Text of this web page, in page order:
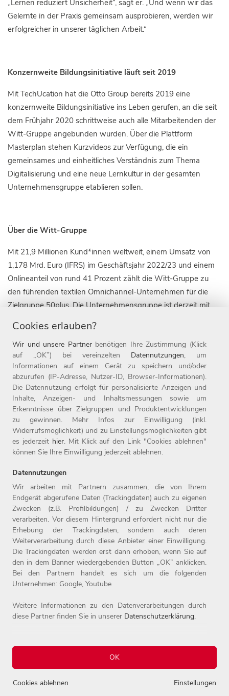
„Lernen reduziert Unsicherheit“, sagt er. „Und wenn wir das
Gelernte in der Praxis gemeinsam ausprobieren, werden wir
erfolgreicher in unserer täglichen Arbeit.“
Konzernweite Bildungsinitiative läuft seit 2019
Mit TechUcation hat die Otto Group bereits 2019 eine
konzernweite Bildungsinitiative ins Leben gerufen, an die seit
dem Frühjahr 2020 schrittweise auch alle Mitarbeitenden der
Witt-Gruppe angebunden wurden. Über die Plattform
Masterplan stehen Kurzvideos zur Verfügung, die ein
gemeinsames und einheitliches Verständnis zum Thema
Digitalisierung und eine neue Lernkultur in der gesamten
Unternehmensgruppe etablieren sollen.
Über die Witt-Gruppe
Mit 21,9 Millionen Kund*innen weltweit, einem Umsatz von
1,178 Mrd. Euro (IFRS) im Geschäftsjahr 2022/23 und einem
Onlineanteil von rund 41 Prozent zählt die Witt-Gruppe zu
den führenden textilen Omnichannel-Unternehmen für die
Zielgruppe 50plus. Die Unternehmensgruppe ist derzeit mit
Marke WITT WEIDEN, sowie mit 22 Online-Shops aktiv. Seit
Ende 2019 gehört die Marke heine zur Witt-Gruppe.
Die Witt-Gruppe ist mit rund 3.700 Mitarbeitenden nicht nur
einer der größten Arbeitgeber der Oberpfalz, sondern auch
einer der beliebtesten Deutschlands: 2023 wurde das
Unternehmen zum elften Mal in Folge als Top-Arbeitgeber
ausgezeichnet. Seit 1987 ist das Unternehmen mit Sitz in
Weiden Teil der Otto Group. Weitere Informationen finden Sie
unter www.witt-gruppe.eu.
Home
Arbeitgeber
Benefits
Jobs
Einstiegslevel
Arbeitsfelder
Kontakt
Impressum
Datenschutz
Alle Rechte vorbehalten.
Einstellungen
Cookies erlauben?
Wir und unsere Partnerbenötigen Ihre Zustimmung (Klick
auf „OK”) bei vereinzelten Datennutzungen, um
Informationen auf einem Gerät zu speichern und/oder
abzurufen (IP-Adresse, Nutzer-ID, Browser-Informationen).
Die Datennutzung erfolgt für personalisierte Anzeigen und
Inhalte, Anzeigen- und Inhaltsmessungen sowie um
Erkenntnisse über Zielgruppen und Produktentwicklungen
zu gewinnen. Mehr Infos zur Einwilligung (inkl.
Widerrufsmöglichkeit) und zu Einstellungsmöglichkeiten gibt
es jederzeit hier. Mit Klick auf den Link "Cookies ablehnen"
können Sie Ihre Einwilligung jederzeit ablehnen.
Datennutzungen
Wir arbeiten mit Partnern zusammen, die von Ihrem
Endgerät abgerufene Daten (Trackingdaten) auch zu eigenen
Zwecken (z.B. Profilbildungen) / zu Zwecken Dritter
verarbeiten. Vor diesem Hintergrund erfordert nicht nur die
Erhebung der Trackingdaten, sondern auch deren
Weiterverarbeitung durch diese Anbieter einer Einwilligung.
Die Trackingdaten werden erst dann erhoben, wenn Sie auf
den in dem Banner wiedergebenden Button „OK” anklicken.
Bei den Partnern handelt es sich um die folgenden
Unternehmen: Google, Youtube
Weitere Informationen zu den Datenverarbeitungen durch
diese Partner finden Sie in unserer Datenschutzerklärung.
Einstellungen
Cookies ablehnen
OK